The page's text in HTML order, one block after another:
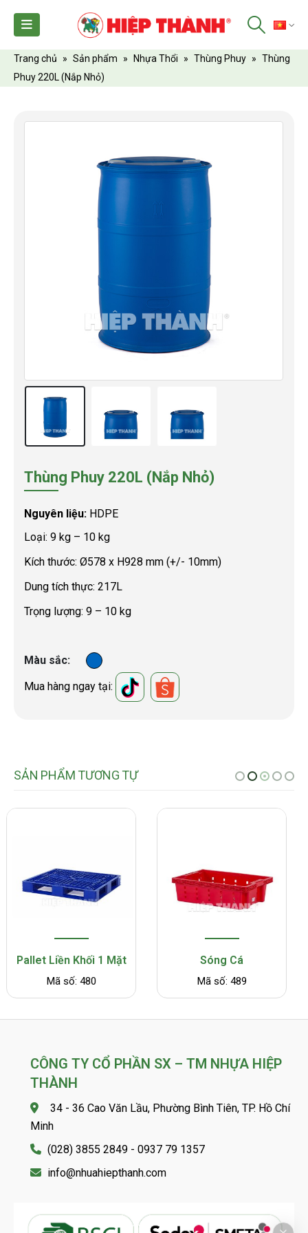
Trang chủ » Sản phẩm » Nhựa Thổi » Thùng Phuy » Thùng
Phuy 220L (Nắp Nhỏ)
Thùng Phuy 220L (Nắp Nhỏ)
Nguyên liệu: HDPE
Loại: 9 kg – 10 kg
Kích thước: Ø578 x H928 mm (+/- 10mm)
Dung tích thực: 217L
Trọng lượng: 9 – 10 kg
Màu sắc
Mua hàng ngay tại:
SẢN PHẨM TƯƠNG TỰ
Sóng Cá
Mã số: 489
Thùng Rác 240L Nắp Kín
Mã số: 482K
CÔNG TY CỔ PHẦN SX – TM NHỰA HIỆP
THÀNH
34 - 36 Cao Văn Lầu, Phường Bình Tiên, TP. Hồ Chí
Minh
(028) 3855 2849 - 0937 79 1357
info@nhuahiepthanh.com